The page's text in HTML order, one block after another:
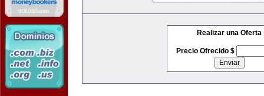
Realizar una Oferta
Precio Ofrecido $